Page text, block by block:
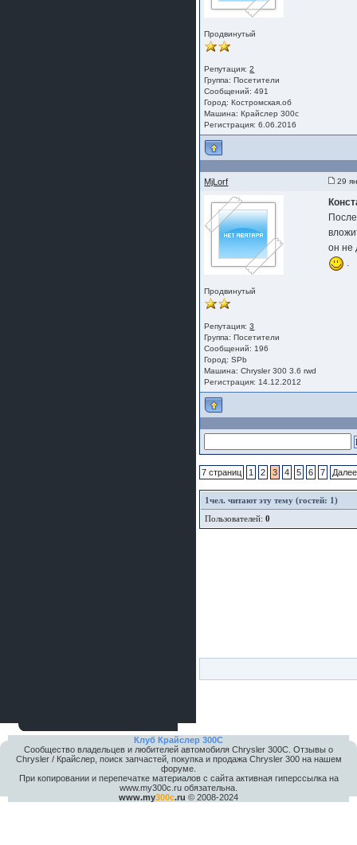
Продвинутый
Репутация:2
Группа:Посетители
Сообщений: 491
Город: Костромская.об
Машина: Крайслер 300с
Регистрация: 6.06.2016
MjLorf 29
Продвинутый
Репутация:3
Группа:Посетители
Сообщений: 196
Город: SPb
Машина: Chrysler 300 3.6 rwd
Регистрация: 14.12.2012
он не
.
7 страниц 1 2 3 4 5 6 7 Далее
1чел. читают эту тему (гостей: 1)
Пользователей:0
Клуб Крайслер 300C
Сообщество владельцев и любителей автомобиля Chrysler 300С. Отзывы о
Chrysler / Крайслер, поиск запчастей, покупка и продажа Chrysler 300 на нашем
форуме.
При копировании и перепечатке материалов с сайта активная гиперссылка на
www.my300c.ru обязательна.
www.my300c.ru © 2008-2024